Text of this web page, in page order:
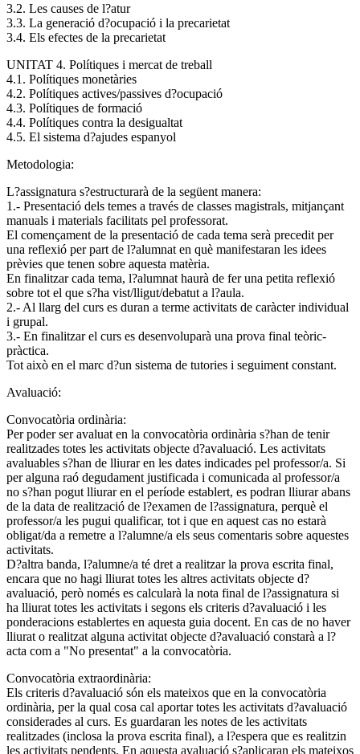
3.2. Les causes de l?atur
3.3. La generació d?ocupació i la precarietat
3.4. Els efectes de la precarietat
UNITAT 4. Polítiques i mercat de treball
4.1. Polítiques monetàries
4.2. Polítiques actives/passives d?ocupació
4.3. Polítiques de formació
4.4. Polítiques contra la desigualtat
4.5. El sistema d?ajudes espanyol
Metodologia:
L?assignatura s?estructurarà de la següent manera:
1.- Presentació dels temes a través de classes magistrals, mitjançant
manuals i materials facilitats pel professorat.
El començament de la presentació de cada tema serà precedit per
una reflexió per part de l?alumnat en què manifestaran les idees
prèvies que tenen sobre aquesta matèria.
En finalitzar cada tema, l?alumnat haurà de fer una petita reflexió
sobre tot el que s?ha vist/lligut/debatut a l?aula.
2.- Al llarg del curs es duran a terme activitats de caràcter individual
i grupal.
3.- En finalitzar el curs es desenvoluparà una prova final teòric-
pràctica.
Tot això en el marc d?un sistema de tutories i seguiment constant.
Avaluació:
Convocatòria ordinària:
Per poder ser avaluat en la convocatòria ordinària s?han de tenir
realitzades totes les activitats objecte d?avaluació. Les activitats
avaluables s?han de lliurar en les dates indicades pel professor/a. Si
per alguna raó degudament justificada i comunicada al professor/a
no s?han pogut lliurar en el període establert, es podran lliurar abans
de la data de realització de l?examen de l?assignatura, perquè el
professor/a les pugui qualificar, tot i que en aquest cas no estarà
obligat/da a remetre a l?alumne/a els seus comentaris sobre aquestes
activitats.
D?altra banda, l?alumne/a té dret a realitzar la prova escrita final,
encara que no hagi lliurat totes les altres activitats objecte d?
avaluació, però només es calcularà la nota final de l?assignatura si
ha lliurat totes les activitats i segons els criteris d?avaluació i les
ponderacions establertes en aquesta guia docent. En cas de no haver
lliurat o realitzat alguna activitat objecte d?avaluació constarà a l?
acta com a "No presentat" a la convocatòria.
Convocatòria extraordinària:
Els criteris d?avaluació són els mateixos que en la convocatòria
ordinària, per la qual cosa cal aportar totes les activitats d?avaluació
considerades al curs. Es guardaran les notes de les activitats
realitzades (inclosa la prova escrita final), a l?espera que es realitzin
les activitats pendents. En aquesta avaluació s?aplicaran els mateixos